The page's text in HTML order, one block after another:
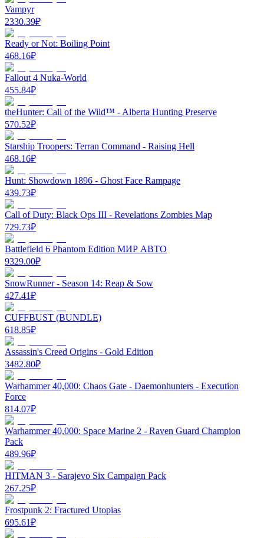
Vampyr
2330.39₽
Ready or Not: Boiling Point
468.16₽
Fallout 4 Nuka-World
455.84₽
theHunter: Call of the Wild™ - Alberta Hunting Preserve
570.52₽
Starship Troopers: Terran Command - Raising Hell
468.16₽
Hunt: Showdown 1896 - Ghost Face Rampage
439.73₽
Call of Duty: Black Ops III - Revelations Zombies Map
729.73₽
Battlefield 6 Phantom Edition МИР АВТО
9329.00₽
SnowRunner - Season 14: Reap & Sow
427.41₽
CUFFBUST (BUNDLE)
618.85₽
Assassin's Creed Origins - Gold Edition
3482.80₽
Warhammer 40,000: Chaos Gate - Daemonhunters - Execution
Force
814.07₽
Warhammer 40,000: Space Marine 2 - Raven Guard Champion
Pack
489.96₽
HITMAN 3 - Sarajevo Six Campaign Pack
267.25₽
Frostpunk 2: Fractured Utopias
695.61₽